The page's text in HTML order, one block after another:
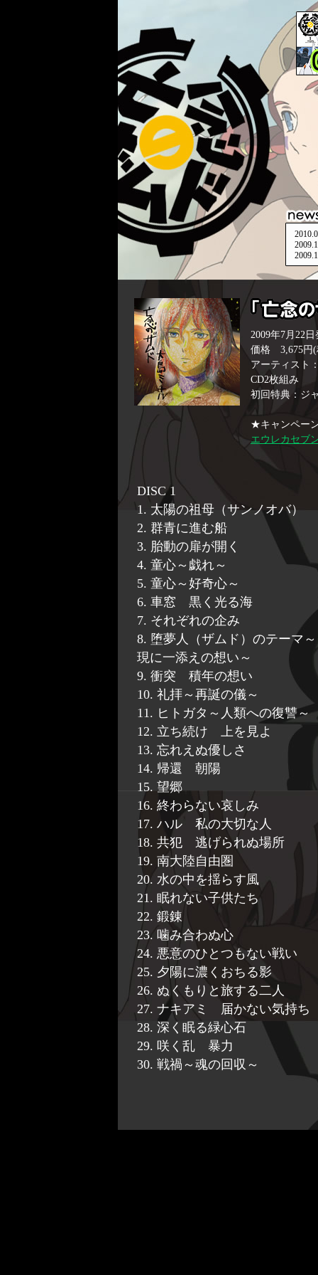
2009年7月22日
価格 3,675円(
アーティスト
CD2枚組み
初回特典：ジ
★キャンペー
エウレカセブ
DISC 1
1. 太陽の祖母（サンノオバ）
2. 群青に進む船
3. 胎動の扉が開く
4. 童心～戯れ～
5. 童心～好奇心～
6. 車窓 黒く光る海
7. それぞれの企み
8. 堕夢人（ザムド）のテーマ～
現に一添えの想い～
9. 衝突 積年の想い
10. 礼拝～再誕の儀～
11. ヒトガタ～人類への復讐～
12. 立ち続け 上を見よ
13. 忘れえぬ優しさ
14. 帰還 朝陽
15. 望郷
16. 終わらない哀しみ
17. ハル 私の大切な人
18. 共犯 逃げられぬ場所
19. 南大陸自由圏
20. 水の中を揺らす風
21. 眠れない子供たち
22. 鍛錬
23. 噛み合わぬ心
24. 悪意のひとつもない戦い
25. 夕陽に濃くおちる影
26. ぬくもりと旅する二人
27. ナキアミ 届かない気持ち
28. 深く眠る緑心石
29. 咲く乱 暴力
30. 戦禍～魂の回収～